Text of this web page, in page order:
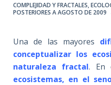
e
d
o
COMPLEJIDAD Y FRACTALES,
POSTERIORES A AGOSTO DE 2009
Una de las mayores
conceptualizar los
naturaleza fractal. En
ecosistemas, en el